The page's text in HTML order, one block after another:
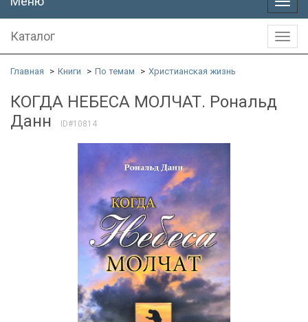
Меню
Каталог
Главная Книги По темам Христианская жизнь
КОГДА НЕБЕСА МОЛЧАТ. Рональд
Данн
ID#10814